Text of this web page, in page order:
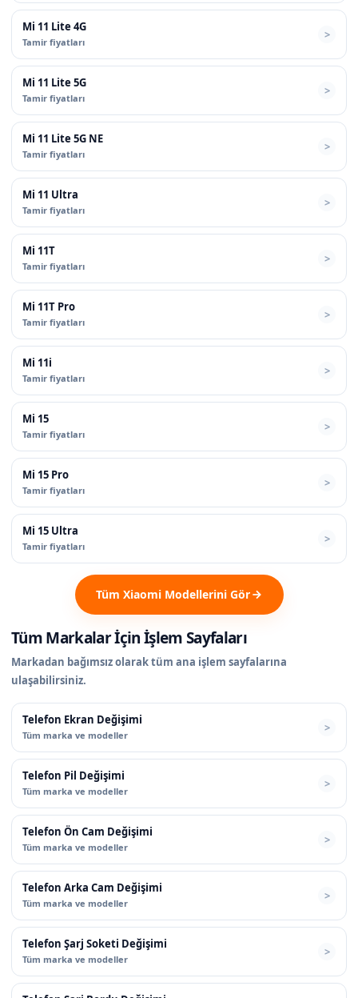
Mi 11 Lite 4G
Tamir fiyatları
Mi 11 Lite 5G
Tamir fiyatları
Mi 11 Lite 5G NE
Tamir fiyatları
Mi 11 Ultra
Tamir fiyatları
Mi 11T
Tamir fiyatları
Mi 11T Pro
Tamir fiyatları
Mi 11i
Tamir fiyatları
Mi 15
Tamir fiyatları
Mi 15 Pro
Tamir fiyatları
Mi 15 Ultra
Tamir fiyatları
Tüm Xiaomi Modellerini Gör
Tüm Markalar İçin İşlem Sayfaları
Markadan bağımsız olarak tüm ana işlem sayfalarına
ulaşabilirsiniz.
Telefon Ekran Değişimi
Tüm marka ve modeller
Telefon Pil Değişimi
Tüm marka ve modeller
Telefon Ön Cam Değişimi
Tüm marka ve modeller
Telefon Arka Cam Değişimi
Tüm marka ve modeller
Telefon Şarj Soketi Değişimi
Tüm marka ve modeller